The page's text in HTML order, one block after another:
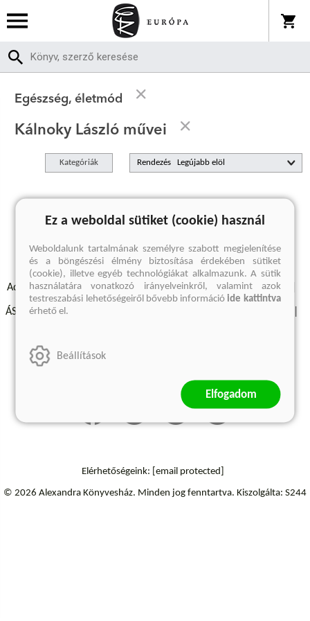
Egészség, életmód
Kálnoky László művei
Kategóriák Rendezés
A keresett kifejezésre nincs találat
Adatvédelmi szabályzatok Elállási felmondási nyilatkozat
ÁSZF - Vásárlási feltételek
Elérhetőségeink: [email protected]
© 2026 Alexandra Könyvesház. Minden jog fenntartva. Kiszolgálta: S244
Ez a weboldal sütiket (cookie) használ
Weboldalunk tartalmának személyre szabott megjelenítése
és a böngészési élmény biztosítása érdekében sütiket
(cookie), illetve egyéb technológiákat alkalmazunk. A sütik
használatára vonatkozó irányelveinkről, valamint azok
testreszabási lehetőségeiről bővebb információide kattintva
érhető el.
Beállítások
Elfogadom